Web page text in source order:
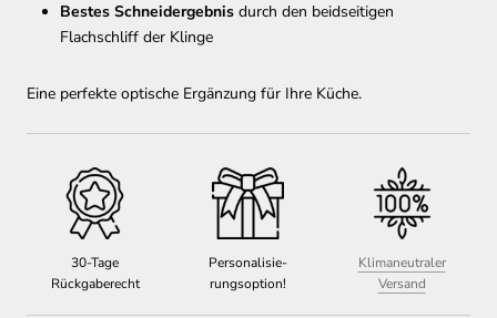
Bestes Schneidergebnis durch den beidseitigen
Flachschliff der Klinge
Eine perfekte optische Ergänzung für Ihre Küche.
30-Tage
Rückgaberecht
Personalisie-
rungsoption!
Klimaneutraler
Versand